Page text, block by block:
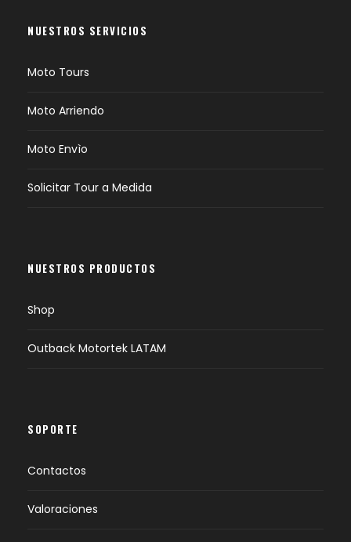
NUESTROS SERVICIOS
Moto Tours
Moto Arriendo
Moto Envìo
Solicitar Tour a Medida
NUESTROS PRODUCTOS
Shop
Outback Motortek LATAM
SOPORTE
Contactos
Valoraciones